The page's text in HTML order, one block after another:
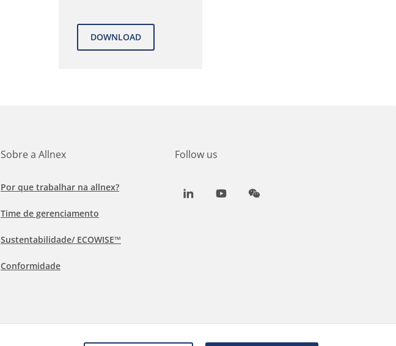
Sobre a Allnex
Por que trabalhar na allnex?
Time de gerenciamento
Sustentabilidade/ ECOWISE™
Conformidade
Follow us
LinkedInYoutubeWeChat